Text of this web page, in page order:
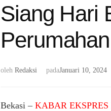
Siang Hari
oleh Redaksi padaJanuari 10, 2024
Bekasi – KABAR